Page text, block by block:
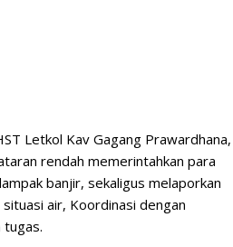
Letkol Kav Gagang Prawardhana,
rendah memerintahkan para
banjir, sekaligus melaporkan
air, Koordinasi dengan
tugas.